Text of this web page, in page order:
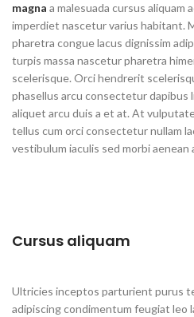
magna a malesuada cursus aliquam
imperdiet nascetur varius habitant.
pharetra congue lacus dignissim
turpis massa nascetur pharetra
scelerisque. Orci hendrerit
phasellus arcu consectetur
aliquet arcu duis a et at. At
tellus cum orci consectetur nullam
vestibulum iaculis sed morbi aenean
Cursus aliquam
Ultricies inceptos parturient purus
adipiscing condimentum feugiat leo